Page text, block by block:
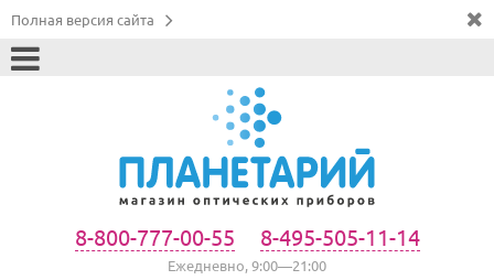
Полная версия сайта
8-800-777-00-55 8-495-505-11-14
Ежедневно, 9:00—21:00